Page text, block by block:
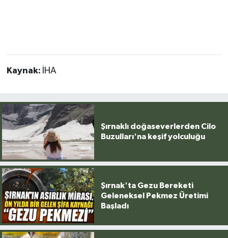
Kaynak: İHA
Şırnaklı doğaseverlerden Cilo
Buzulları'na keşif yolculuğu
Şırnak'ta Gezu Bereketi
Geleneksel Pekmez Üretimi
Başladı